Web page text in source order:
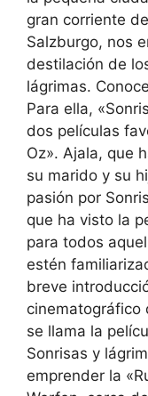
gran corriente
Salzburgo, nos
destilación de
lágrimas.
Para ella,
dos películas
Oz». Ajala, que
su marido y su
pasión por
que ha visto la
para todos
estén
breve
cinematográfico
se llama la
Sonrisas y
emprender la